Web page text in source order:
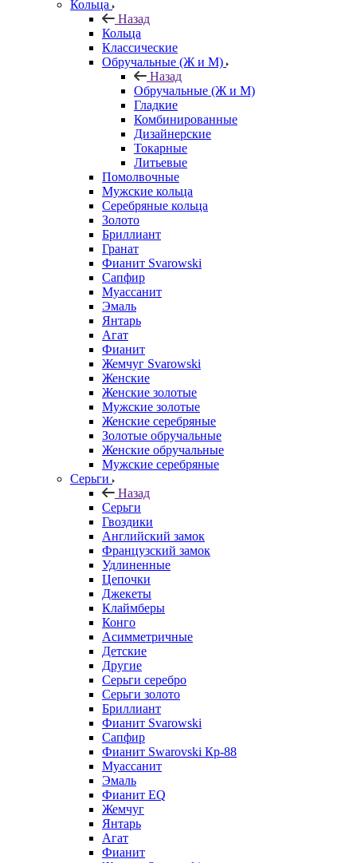
Кольца
Назад
Кольца
Классические
Обручальные (Ж и М)
Назад
Обручальные (Ж и М)
Гладкие
Комбинированные
Дизайнерские
Токарные
Литьевые
Помолвочные
Мужские кольца
Серебряные кольца
Золото
Бриллиант
Гранат
Фианит Svarowski
Сапфир
Муассанит
Эмаль
Янтарь
Агат
Фианит
Жемчуг Svarowski
Женские
Женские золотые
Мужские золотые
Женские серебряные
Золотые обручальные
Женские обручальные
Мужские серебряные
Серьги
Назад
Серьги
Гвоздики
Английский замок
Французский замок
Удлиненные
Цепочки
Джекеты
Клаймберы
Конго
Асимметричные
Детские
Другие
Серьги серебро
Серьги золото
Бриллиант
Фианит Svarowski
Сапфир
Фианит Swarovski Кр-88
Муассанит
Эмаль
Фианит EQ
Жемчуг
Янтарь
Агат
Фианит